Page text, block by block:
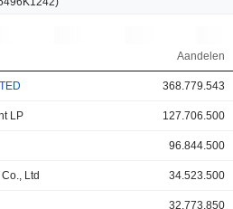
Aandelen
368.779.543
LP 127.706.500
96.844.500
Ltd 34.523.500
32.773.850